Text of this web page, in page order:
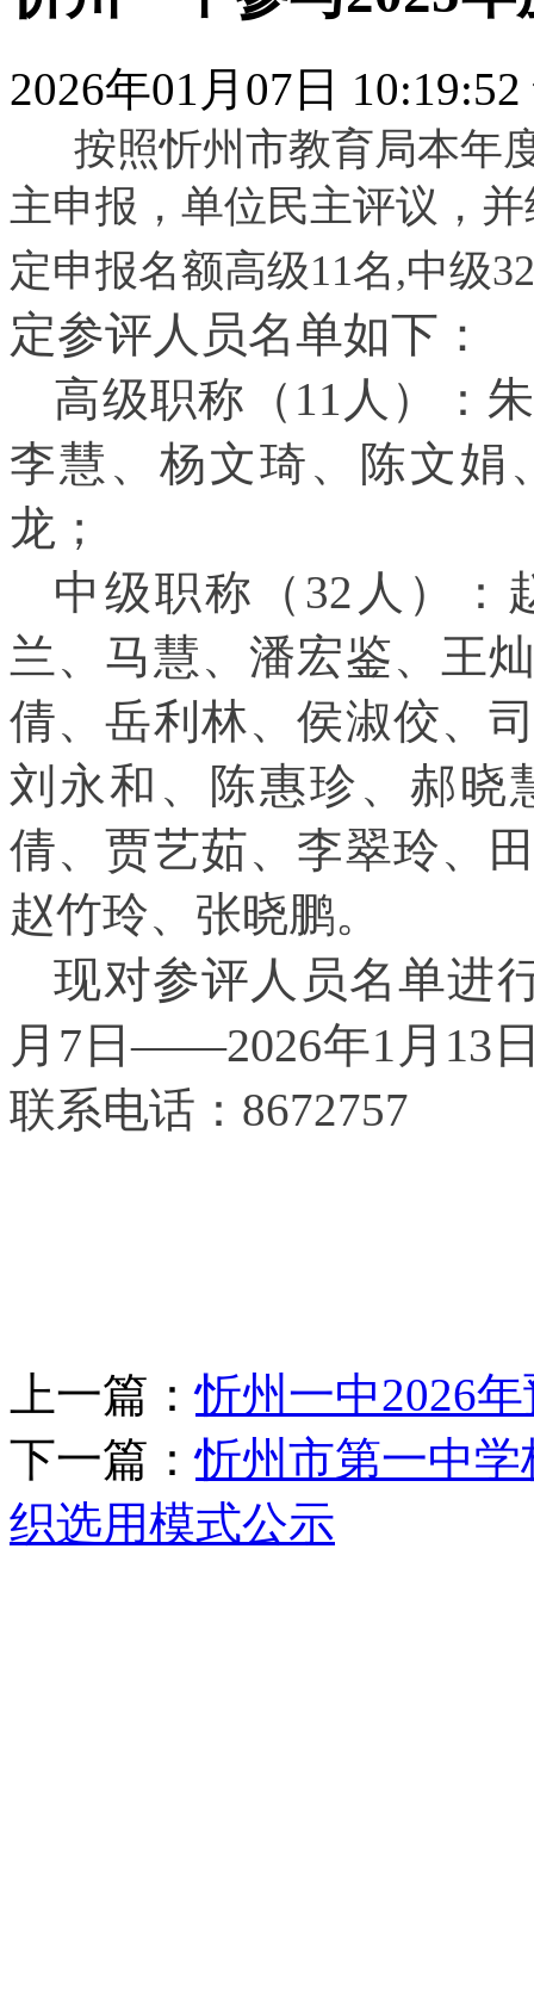
2026年01月07日 10:19:52
按照忻州市教育局本年
主申报，单位民主评议，
定申报名额高级11名 ,中级
定参评人员名单如下：
高级职称（11人）：
李慧、杨文琦、陈文娟
龙；
中级职称（32人）：
兰、马慧、潘宏鉴、王
倩、岳利林、侯淑佼、
刘永和、陈惠珍、郝晓
倩、贾艺茹、李翠玲、
赵竹玲、张晓鹏。
现对参评人员名单进
月7日——2026年1月13
联系电话：8672757
上一篇：忻州一中2026
下一篇：忻州市第一中
织选用模式公示